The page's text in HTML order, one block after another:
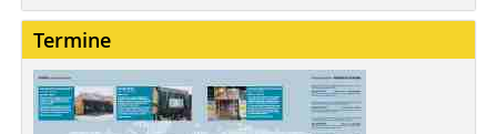
Termine